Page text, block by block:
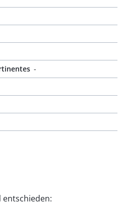
-
entschieden: